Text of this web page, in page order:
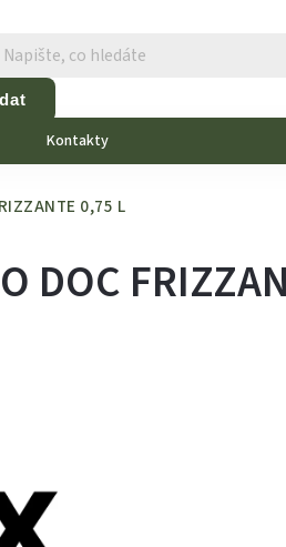
Kontakty
0,75 L
DOC